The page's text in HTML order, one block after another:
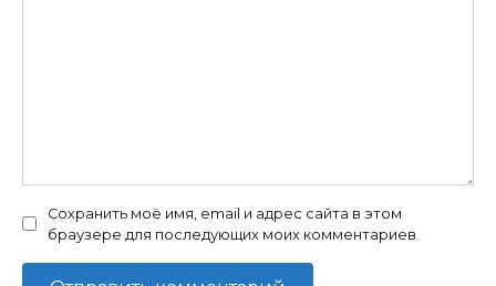
Сохранить моё имя, email и адрес сайта в этом
браузере для последующих моих комментариев.